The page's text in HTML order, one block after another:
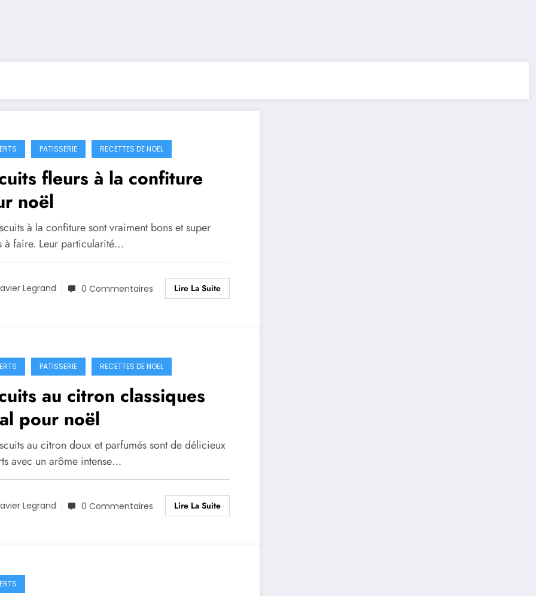
PATISSERIE RECETTES DE NOEL
fleurs à la confiture
noël
à la confiture sont vraiment bons et super
à faire. Leur particularité…
Legrand 0 Commentaires Lire La Suite
PATISSERIE RECETTES DE NOEL
au citron classiques
pour noël
au citron doux et parfumés sont de délicieux
avec un arôme intense…
Legrand 0 Commentaires Lire La Suite